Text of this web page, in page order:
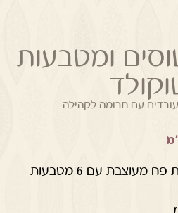
ומטבעות
עם תרומה לקהילה
ספל קקטוסים וקופסת פח מעוצבת עם 6 מטבעות